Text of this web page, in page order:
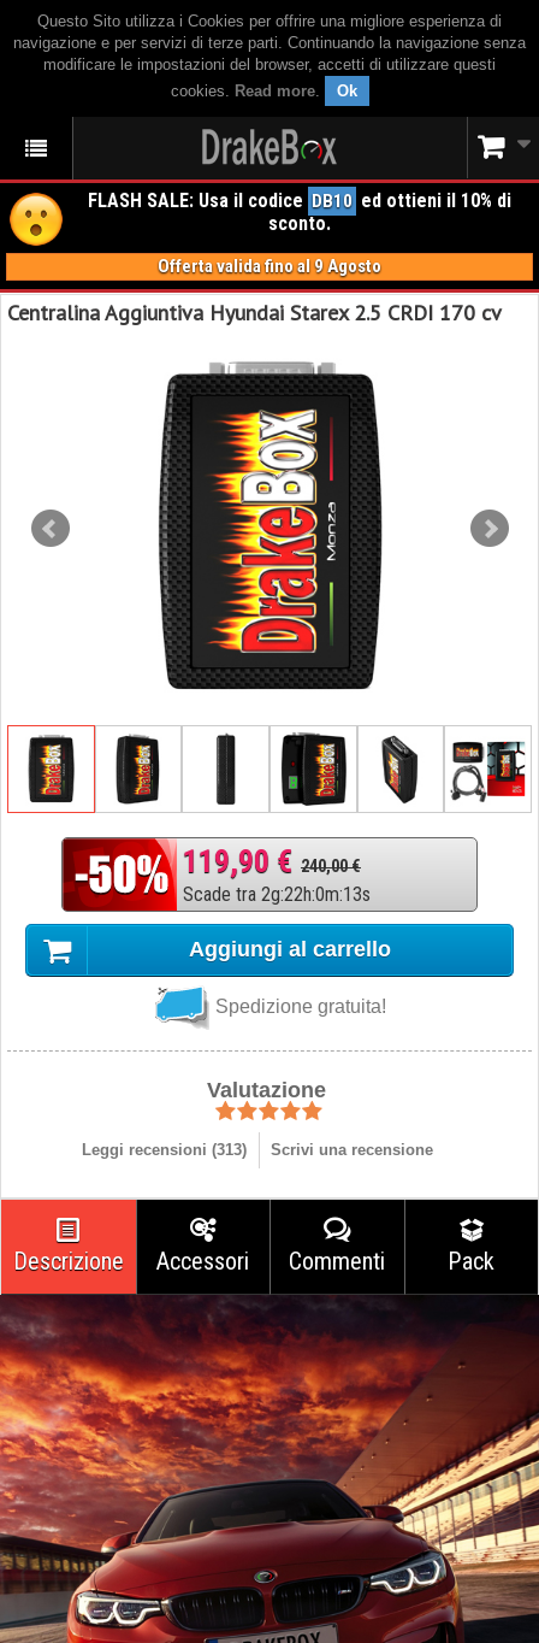
Questo Sito utilizza i Cookies per offrire una migliore esperienza di
navigazione e per servizi di terze parti. Continuando la navigazione senza
modificare le impostazioni del browser, accetti di utilizzare questi
cookies. Read more. Ok
FLASH SALE: Usa il codice DB10 ed ottieni il 10% di
sconto.
Offerta valida fino al 9 Agosto
Centralina Aggiuntiva Hyundai Starex 2.5 CRDI 170 cv
119,90 € 240,00 €
Scade tra 2g:22h:0m:12s
Aggiungi al carrello
Spedizione gratuita!
Valutazione
Leggi recensioni (313) Scrivi una recensione
Descrizione Accessori Commenti Pack